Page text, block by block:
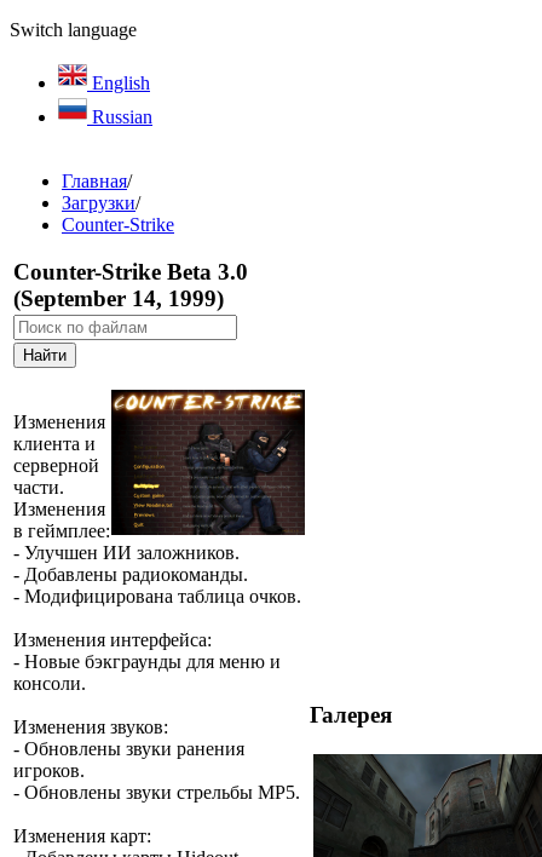
Switch language
English
Russian
Главная/
Загрузки/
Counter-Strike
Counter-Strike Beta 3.0
(September 14, 1999)
Изменения
клиента и
серверной
части.
Изменения
в геймплее:
- Улучшен ИИ заложников.
- Добавлены радиокоманды.
- Модифицирована таблица очков.
Изменения интерфейса:
- Новые бэкграунды для меню и
консоли.
Изменения звуков:
- Обновлены звуки ранения
игроков.
- Обновлены звуки стрельбы MP5.
Изменения карт:
Галерея